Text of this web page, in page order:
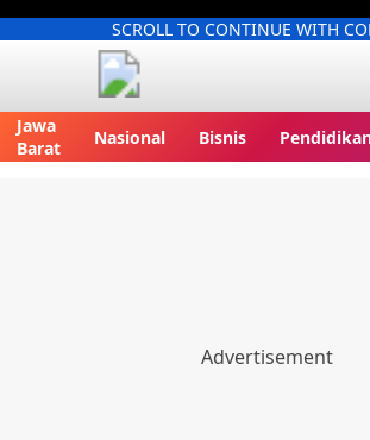
SCROLL TO CONTINUE WITH
Jawa
Barat
Nasional Bisnis